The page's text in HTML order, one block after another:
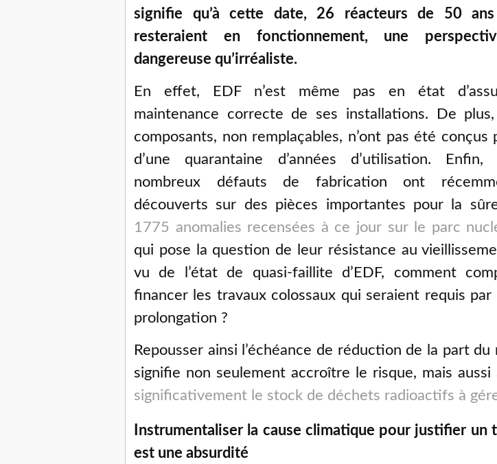
signifie qu’à cette date, 26 réacteurs de 50
resteraient en fonctionnement, une
dangereuse qu’irréaliste.
En effet, EDF n’est même pas en état
maintenance correcte de ses installations. De
composants, non remplaçables, n’ont pas été conçus
d’une quarantaine d’années d’utilisation.
nombreux défauts de fabrication ont
découverts sur des pièces importantes pour la
1775 anomalies recensées à ce jour sur le parc
qui pose la question de leur résistance au
vu de l’état de quasi-faillite d’EDF, comment
financer les travaux colossaux qui seraient requis par
prolongation ?
Repousser ainsi l’échéance de réduction de la part du
signifie non seulement accroître le risque, mais aussi
significativement le stock de déchets radioactifs à
Instrumentaliser la cause climatique pour justifier un
est une absurdité